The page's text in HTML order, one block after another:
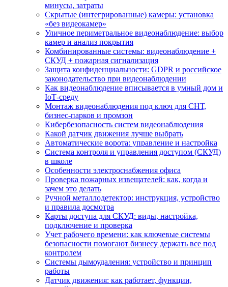
минусы, затраты
Скрытые (интегрированные) камеры: установка
«без видеокамер»
Уличное периметральное видеонаблюдение: выбор
камер и анализ покрытия
Комбинированные системы: видеонаблюдение +
СКУД + пожарная сигнализация
Защита конфиденциальности: GDPR и российское
законодательство при видеонаблюдении
Как видеонаблюдение вписывается в умный дом и
IoT‑среду
Монтаж видеонаблюдения под ключ для СНТ,
бизнес‑парков и промзон
Кибербезопасность систем видеонаблюдения
Какой датчик движения лучше выбрать
Автоматические ворота: управление и настройка
Система контроля и управления доступом (СКУД)
в школе
Особенности электроснабжения офиса
Проверка пожарных извещателей: как, когда и
зачем это делать
Ручной металлодетектор: инструкция, устройство
и правила досмотра
Карты доступа для СКУД: виды, настройка,
подключение и проверка
Учет рабочего времени: как ключевые системы
безопасности помогают бизнесу держать все под
контролем
Системы дымоудаления: устройство и принцип
работы
Датчик движения: как работает, функции,